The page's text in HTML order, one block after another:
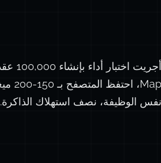
const cache = new WeakMap
function trackClick(element
cache. set(element, {
بواسطة جامع القمامة
نفس الوظيفة، نصف استهلاك الذاكرة.